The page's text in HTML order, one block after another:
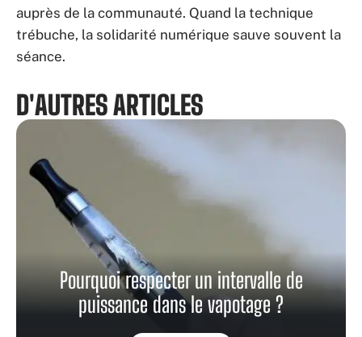
auprès de la communauté. Quand la technique
trébuche, la solidarité numérique sauve souvent la
séance.
D'AUTRES ARTICLES
Pourquoi respecter un intervalle de
puissance dans le vapotage ?